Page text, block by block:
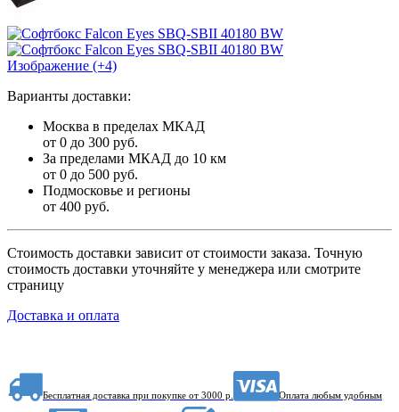
Изображение (+4)
Варианты доставки:
Москва в пределах МКАД
от 0 до 300 руб.
За пределами МКАД до 10 км
от 0 до 500 руб.
Подмосковье и регионы
от 400 руб.
Стоимость доставки зависит от стоимости заказа. Точную
стоимость доставки уточняйте у менеджера или смотрите
страницу
Доставка и оплата
Бесплатная доставка при покупке от 3000 р. Оплата любым удобным